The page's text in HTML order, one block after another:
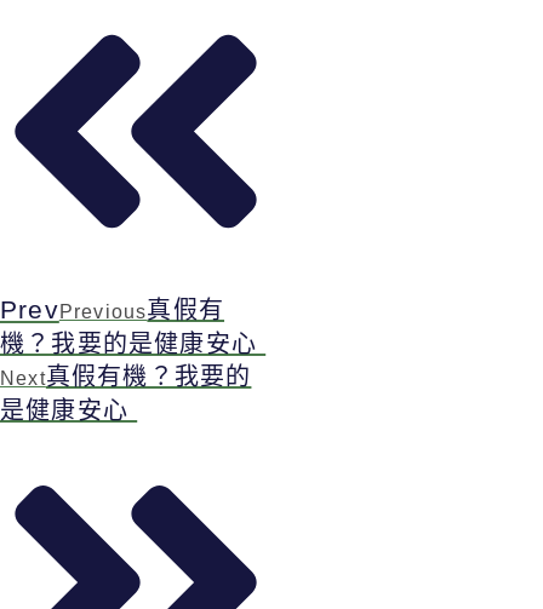
PrevPrevious真假有
機？我要的是健康安心
Next真假有機？我要的
是健康安心